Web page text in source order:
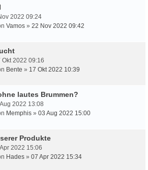
2022 09:24
Vamos » 22 Nov 2022 09:42
Okt 2022 09:16
Bente » 17 Okt 2022 10:39
lautes Brummen?
2022 13:08
Memphis » 03 Aug 2022 15:00
Produkte
2022 15:06
Hades » 07 Apr 2022 15:34